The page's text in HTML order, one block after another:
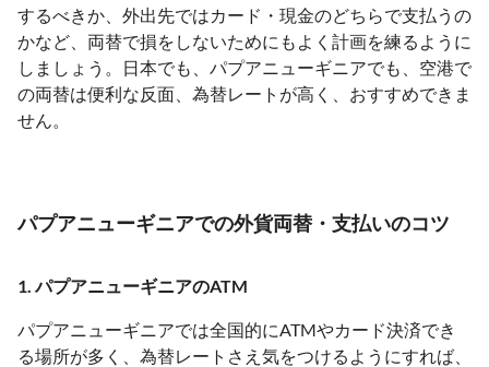
するべきか、外出先ではカード・現金のどちらで支払うの
かなど、両替で損をしないためにもよく計画を練るように
しましょう。日本でも、パプアニューギニアでも、空港で
の両替は便利な反面、為替レートが高く、おすすめできま
せん。
パプアニューギニアでの外貨両替・支払いのコツ
1. パプアニューギニアのATM
パプアニューギニアでは全国的にATMやカード決済でき
る場所が多く、為替レートさえ気をつけるようにすれば、